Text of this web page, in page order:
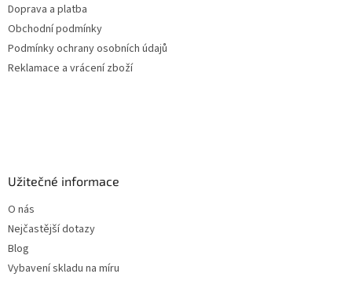
Doprava a platba
Obchodní podmínky
Podmínky ochrany osobních údajů
Reklamace a vrácení zboží
Užitečné informace
O nás
Nejčastější dotazy
Blog
Vybavení skladu na míru